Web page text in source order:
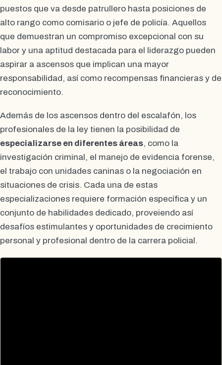
puestos que va desde patrullero hasta posiciones de
alto rango como comisario o jefe de policía. Aquellos
que demuestran un compromiso excepcional con su
labor y una aptitud destacada para el liderazgo pueden
aspirar a ascensos que implican una mayor
responsabilidad, así como recompensas financieras y de
reconocimiento.
Además de los ascensos dentro del escalafón, los
profesionales de la ley tienen la posibilidad de
especializarse en diferentes áreas, como la
investigación criminal, el manejo de evidencia forense,
el trabajo con unidades caninas o la negociación en
situaciones de crisis. Cada una de estas
especializaciones requiere formación específica y un
conjunto de habilidades dedicado, proveiendo así
desafíos estimulantes y oportunidades de crecimiento
personal y profesional dentro de la carrera policial.